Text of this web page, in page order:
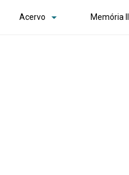
Acervo Memória